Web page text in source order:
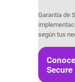
Garantía de
según tus
Secure